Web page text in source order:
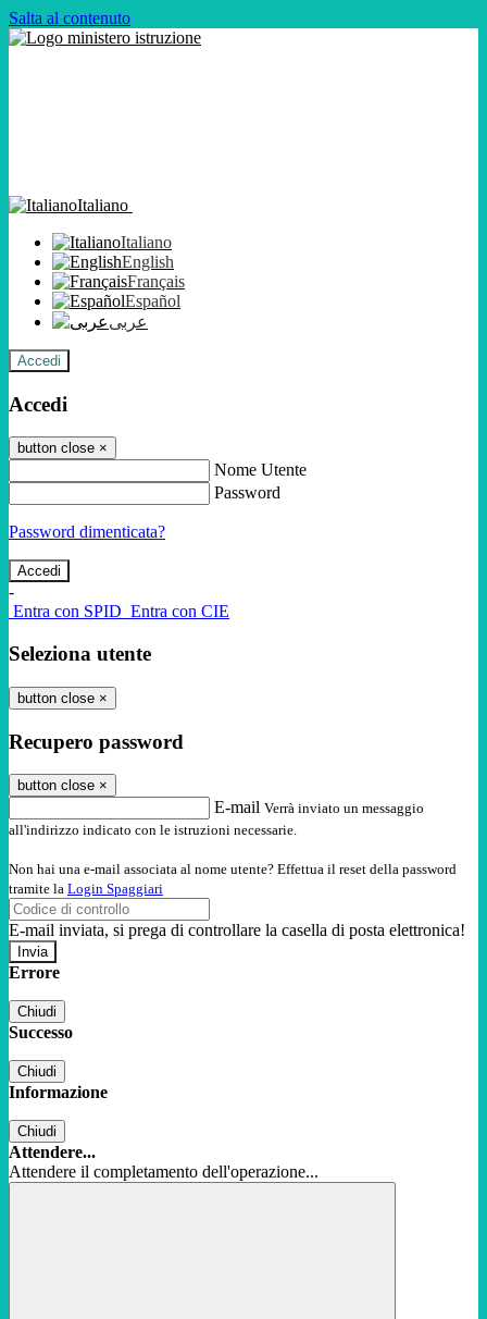
Salta al contenuto
Italiano
Italiano
English
Français
Español
عربى
Accedi
Accedi
button close ×
Nome Utente
Password
Password dimenticata?
-
Entra con SPID Entra con CIE
Seleziona utente
button close ×
Recupero password
button close ×
E-mail Verrà inviato un messaggio
all'indirizzo indicato con le istruzioni necessarie.
Non hai una e-mail associata al nome utente? Effettua il reset della password
tramite la Login Spaggiari
E-mail inviata, si prega di controllare la casella di posta elettronica!
Errore
Chiudi
Successo
Chiudi
Informazione
Chiudi
Attendere...
Attendere il completamento dell'operazione...